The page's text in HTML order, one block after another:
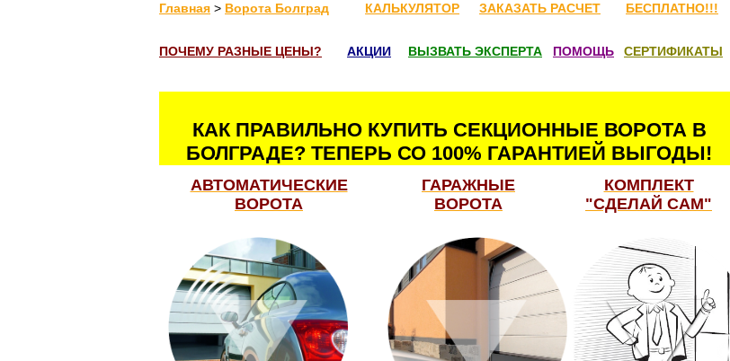
Главная > Ворота Болград КАЛЬКУЛЯТОР ЗАКАЗАТЬ РАСЧЕТ БЕСПЛАТНО!!!
ПОЧЕМУ РАЗНЫЕ ЦЕНЫ? АКЦИИ ВЫЗВАТЬ ЭКСПЕРТА ПОМОЩЬ СЕРТИФИКАТЫ
КАК ПРАВИЛЬНО КУПИТЬ СЕКЦИОННЫЕ ВОРОТА В
БОЛГРАДЕ? ТЕПЕРЬ СО 100% ГАРАНТИЕЙ ВЫГОДЫ!
АВТОМАТИЧЕСКИЕ
ВОРОТА
ГАРАЖНЫЕ
ВОРОТА
КОМПЛЕКТ
"СДЕЛАЙ САМ"